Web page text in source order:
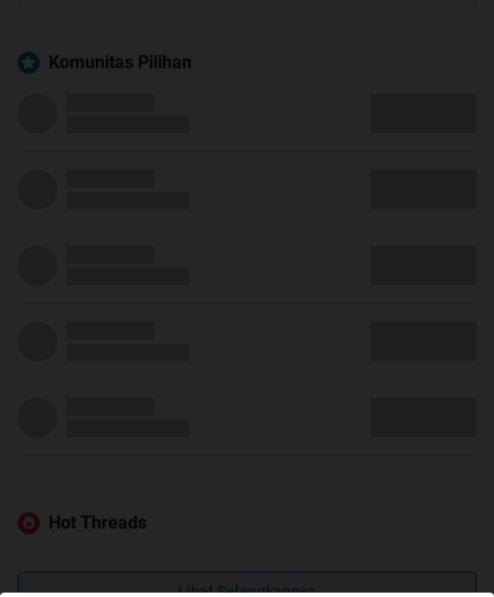
Komunitas Pilihan
Hot Threads
Lihat Selengkapnya